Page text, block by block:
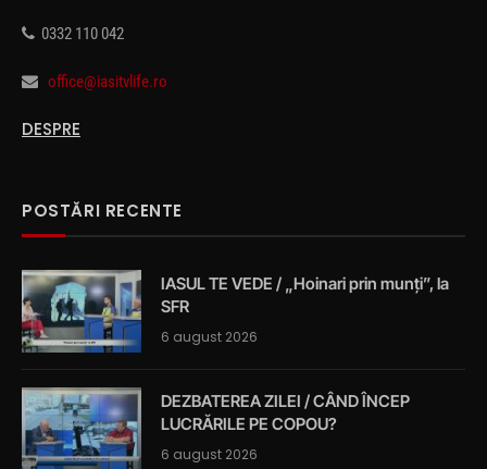
0332 110 042
office@iasitvlife.ro
DESPRE
POSTĂRI RECENTE
IASUL TE VEDE / „Hoinari prin munți”, la
SFR
6 august 2026
DEZBATEREA ZILEI / CÂND ÎNCEP
LUCRĂRILE PE COPOU?
6 august 2026